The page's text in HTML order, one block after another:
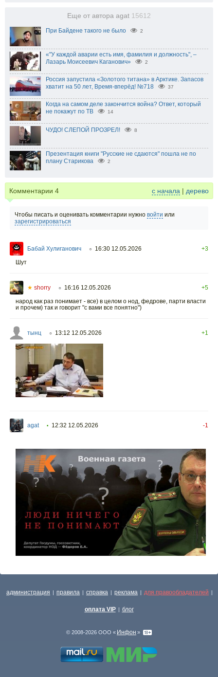
Еще от автора agat 15612
При Байдене такого не было 2
«"У каждой аварии есть имя, фамилия и должность", –
Лазарь Моисеевич Каганович»
2
Россия запустила «Золотого титана» в Арктике. Запасов
хватит на 50 лет, Время-вперёд! №718
37
Когда на самом деле закончится война? Ответ, который
не покажут по ТВ
14
ЧУДО! СЛЕПОЙ ПРОЗРЕЛ! 8
Презентация книги "Русские не сдаются" пошла не по
плану Старикова
2
Комментарии 4 с начала | дерево
Чтобы писать и оценивать комментарии нужно войти или
зарегистрироваться
Бабай Хулиганович ○ 16:30 12.05.2026
+3
Шут
★ shorry ○ 16:16 12.05.2026
+5
народ как раз понимает - все) в целом о нод, федрове, парти власти
и прочем) так и говорит "с вами все понятно")
тынц ○ 13:12 12.05.2026 +1
agat • 12:32 12.05.2026 -1
администрация | правила | справка | реклама | для правообладателей |
оплата VIP | блог
© 2008-2026 ООО « Инфон »